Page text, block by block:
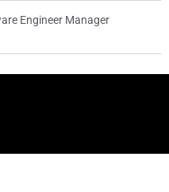
Engineer Manager